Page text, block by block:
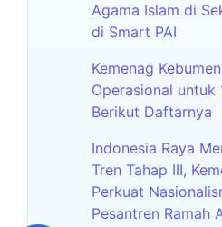
Agama Islam di
di Smart PAI
Kemenag
Operasional untuk
Berikut Daftarnya
Indonesia Raya
Tren Tahap III,
Perkuat
Pesantren Ramah